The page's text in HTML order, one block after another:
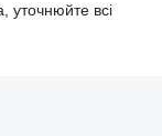
уточнюйте всі